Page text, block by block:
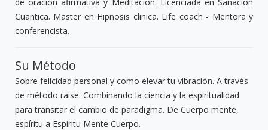
Cuantica. Master en Hipnosis clinica. Life coach - Mentora y
conferencista.
Su Método
Sobre felicidad personal y como elevar tu vibración. A través
de método raise. Combinando la ciencia y la espiritualidad
para transitar el cambio de paradigma. De Cuerpo mente,
espíritu a Espiritu Mente Cuerpo.